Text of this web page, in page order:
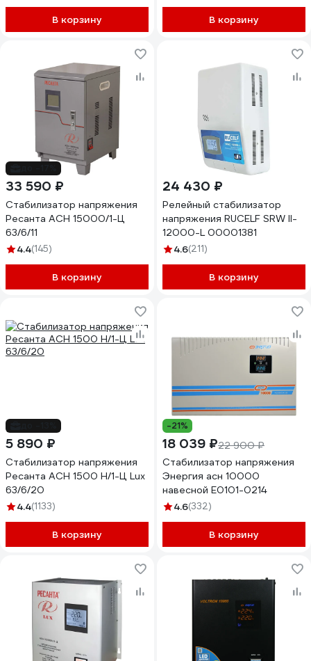
В корзину В корзину
33 590 ₽
Стабилизатор напряжения
Ресанта АСН 15000/1-Ц
63/6/11
4.4(145)
В корзину
24 430 ₽
Релейный стабилизатор
напряжения RUCELF SRW II-
12000-L 00001381
4.6(211)
В корзину
5 890 ₽
Стабилизатор напряжения
Ресанта АСН 1500 Н/1-Ц Lux
63/6/20
4.4(1133)
В корзину
-21%
18 039 ₽22 900 ₽
Стабилизатор напряжения
Энергия асн 10000
навесной Е0101-0214
4.6(332)
В корзину